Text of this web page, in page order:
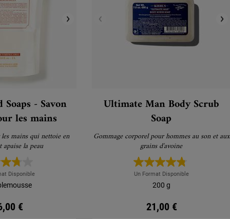
- Savon
les mains
mains qui nettoie en
la peau
Disponible
€
Ultimate Man Body Scrub
Soap
Gommage corporel pour hommes au son et aux
grains d'avoine
Un Format Disponible
200 g
21,00 €